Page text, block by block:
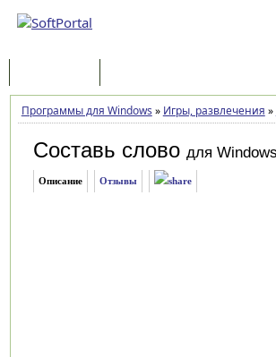
Программы для Windows » Игры, развлечения »
Составь слово для Windows
Описание Отзывы